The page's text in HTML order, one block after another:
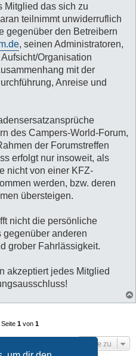
Mitglied das sich zu
teilnimmt unwiderruflich
gegenüber den Betreibern
, seinen Administratoren,
Organisation
mit der
Anreise und
des Campers-World-Forum,
der Forumstreffen
erfolgt nur insoweit, als
nicht von einer KFZ-
werden, bzw. deren
übersteigen.
nicht die persönliche
gegenüber anderen
grober Fahrlässigkeit.
akzeptiert jedes Mitglied
Seite 1 von 1
Gehe zu